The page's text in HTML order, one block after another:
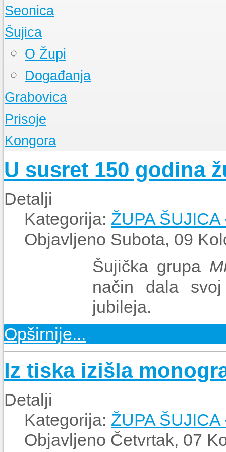
O Župi
Događanja
Seonica
O Župi
Događanja
Šujica
O Župi
Događanja
Grabovica
O Župi
Događanja
Prisoje
Događanja
Kongora
Događanja
U susret 150 godina
Detalji
Kategorija: ŽUPA
Objavljeno Subota, 09
Šujička grupa
način dala svoj
jubileja.
Opširnije...
Iz tiska izišla
Detalji
Kategorija: ŽUPA
Objavljeno Četvrtak, 07